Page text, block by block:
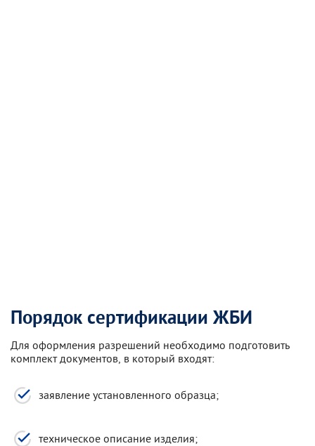
Порядок сертификации ЖБИ
Для оформления разрешений необходимо подготовить
комплект документов, в который входят:
заявление установленного образца;
техническое описание изделия;